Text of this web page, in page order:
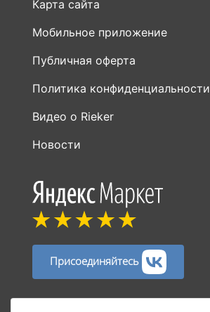
Карта сайта
Мобильное приложение
Публичная оферта
Политика конфиденциальности
Видео о Rieker
Новости
Присоединяйтесь